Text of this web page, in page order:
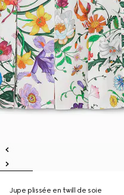
Jupe plissée en twill de soie